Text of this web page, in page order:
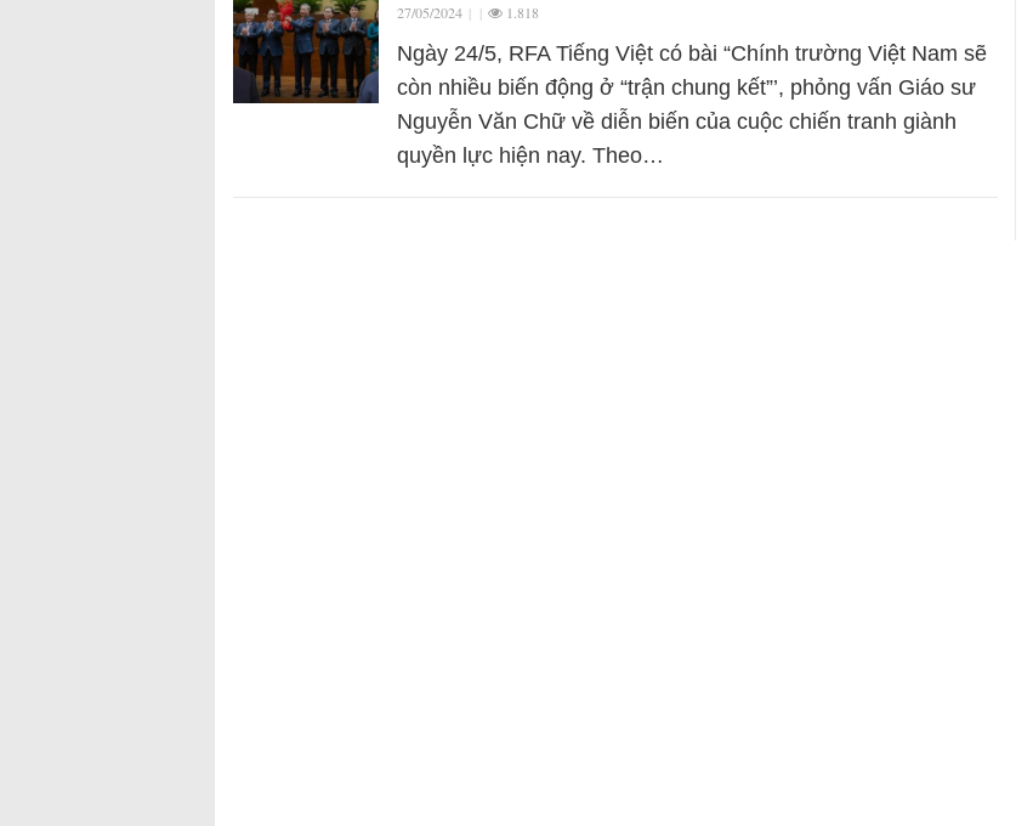
27/05/2024 | | 1.818
Ngày 24/5, RFA Tiếng Việt có bài “Chính trường Việt Nam sẽ
còn nhiều biến động ở “trận chung kết”’, phỏng vấn Giáo sư
Nguyễn Văn Chữ về diễn biến của cuộc chiến tranh giành
quyền lực hiện nay. Theo…